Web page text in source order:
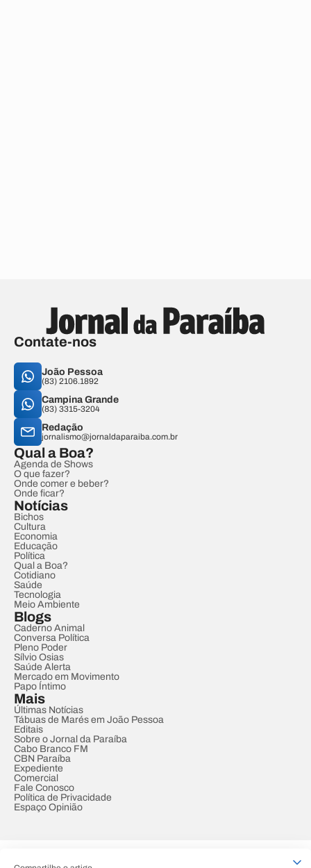
Contate-nos
João Pessoa
(83) 2106.1892
Campina Grande
(83) 3315-3204
Redação
jornalismo@jornaldaparaiba.com.br
Qual a Boa?
Agenda de Shows
O que fazer?
Onde comer e beber?
Onde ficar?
Notícias
Bichos
Cultura
Economia
Educação
Política
Qual a Boa?
Cotidiano
Saúde
Tecnologia
Meio Ambiente
Blogs
Caderno Animal
Conversa Política
Pleno Poder
Sílvio Osias
Saúde Alerta
Mercado em Movimento
Papo Íntimo
Mais
Últimas Notícias
Tábuas de Marés em João Pessoa
Editais
Sobre o Jornal da Paraíba
Cabo Branco FM
CBN Paraíba
Expediente
Comercial
Fale Conosco
Política de Privacidade
Espaço Opinião